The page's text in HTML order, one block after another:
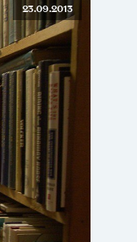
23.09.2013